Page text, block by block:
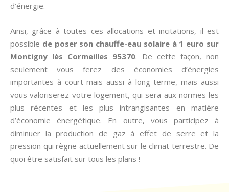
d’énergie.
Ainsi, grâce à toutes ces allocations et incitations, il est
possible de poser son chauffe-eau solaire à 1 euro sur
Montigny lès Cormeilles 95370. De cette façon, non
seulement vous ferez des économies d’énergies
importantes à court mais aussi à long terme, mais aussi
vous valoriserez votre logement, qui sera aux normes les
plus récentes et les plus intrangisantes en matière
d’économie énergétique. En outre, vous participez à
diminuer la production de gaz à effet de serre et la
pression qui règne actuellement sur le climat terrestre. De
quoi être satisfait sur tous les plans !